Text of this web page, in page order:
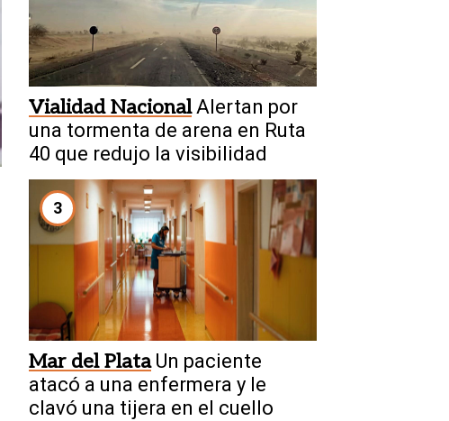
Vialidad Nacional Alertan por
una tormenta de arena en Ruta
40 que redujo la visibilidad
3
Mar del Plata Un paciente
atacó a una enfermera y le
clavó una tijera en el cuello